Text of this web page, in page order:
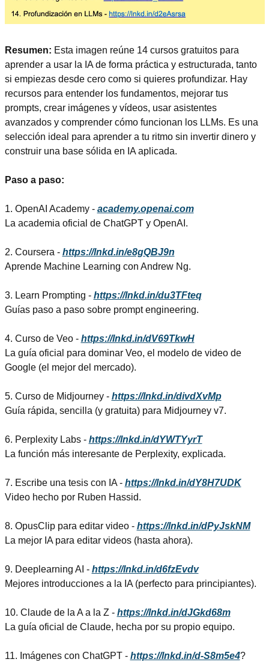
Resumen: Esta imagen reúne 14 cursos gratuitos para
aprender a usar la IA de forma práctica y estructurada, tanto
si empiezas desde cero como si quieres profundizar. Hay
recursos para entender los fundamentos, mejorar tus
prompts, crear imágenes y vídeos, usar asistentes
avanzados y comprender cómo funcionan los LLMs. Es una
selección ideal para aprender a tu ritmo sin invertir dinero y
construir una base sólida en IA aplicada.
Paso a paso:
1. OpenAI Academy - academy.openai.com
La academia oficial de ChatGPT y OpenAI.
2. Coursera - https://lnkd.in/e8gQBJ9n
Aprende Machine Learning con Andrew Ng.
3. Learn Prompting - https://lnkd.in/du3TFteq
Guías paso a paso sobre prompt engineering.
4. Curso de Veo - https://lnkd.in/dV69TkwH
La guía oficial para dominar Veo, el modelo de video de
Google (el mejor del mercado).
5. Curso de Midjourney - https://lnkd.in/divdXvMp
Guía rápida, sencilla (y gratuita) para Midjourney v7.
6. Perplexity Labs - https://lnkd.in/dYWTYyrT
La función más interesante de Perplexity, explicada.
7. Escribe una tesis con IA - https://lnkd.in/dY8H7UDK
Video hecho por Ruben Hassid.
8. OpusClip para editar video - https://lnkd.in/dPyJskNM
La mejor IA para editar videos (hasta ahora).
9. Deeplearning AI - https://lnkd.in/d6fzEvdv
Mejores introducciones a la IA (perfecto para principiantes).
10. Claude de la A a la Z - https://lnkd.in/dJGkd68m
La guía oficial de Claude, hecha por su propio equipo.
11. Imágenes con ChatGPT - https://lnkd.in/d-S8m5e4?